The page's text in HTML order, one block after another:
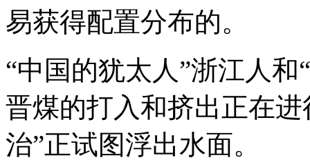
易获得配置分布的。
“中国的犹太人”浙江人
晋煤的打入和挤出正在
治”正试图浮出水面。